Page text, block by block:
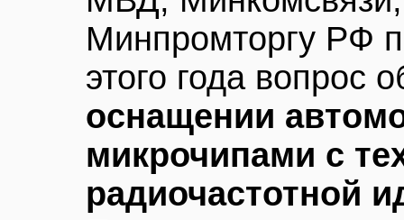
Минпромторгу РФ
этого года вопрос
оснащении
микрочипами с
радиочастотной